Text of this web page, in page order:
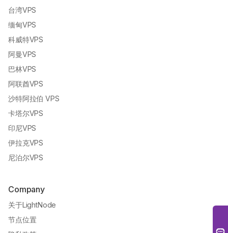
台湾VPS
缅甸VPS
科威特VPS
阿曼VPS
巴林VPS
阿联酋VPS
沙特阿拉伯 VPS
卡塔尔VPS
印尼VPS
伊拉克VPS
尼泊尔VPS
Company
关于LightNode
节点位置